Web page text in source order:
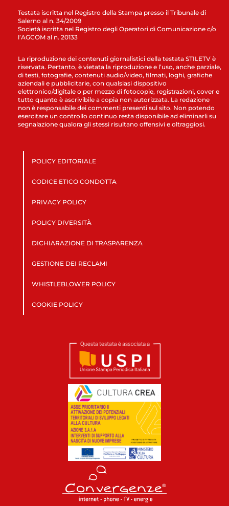
Testata iscritta nel Registro della Stampa presso il Tribunale di
Salerno al n. 34/2009
Società iscritta nel Registro degli Operatori di Comunicazione c/o
l’AGCOM al n. 20133
La riproduzione dei contenuti giornalistici della testata STILETV è
riservata. Pertanto, è vietata la riproduzione e l’uso, anche parziale,
di testi, fotografie, contenuti audio/video, filmati, loghi, grafiche
aziendali e pubblicitarie, con qualsiasi dispositivo
elettronico/digitale o per mezzo di fotocopie, registrazioni, cover e
tutto quanto è ascrivibile a copia non autorizzata. La redazione
non è responsabile dei commenti presenti sul sito. Non potendo
esercitare un controllo continuo resta disponibile ad eliminarli su
segnalazione qualora gli stessi risultano offensivi e oltraggiosi.
POLICY EDITORIALE
CODICE ETICO CONDOTTA
PRIVACY POLICY
POLICY DIVERSITÀ
DICHIARAZIONE DI TRASPARENZA
GESTIONE DEI RECLAMI
WHISTLEBLOWER POLICY
COOKIE POLICY